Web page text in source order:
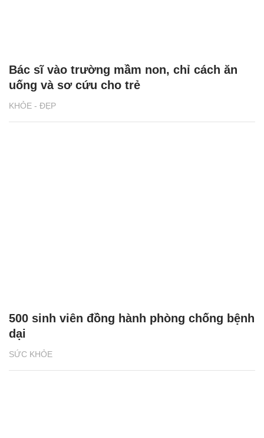
KHỎE - ĐẸP
Bác sĩ vào trường mầm non, chỉ cách ăn
uống và sơ cứu cho trẻ
SỨC KHỎE
500 sinh viên đồng hành phòng chống bệnh
dại